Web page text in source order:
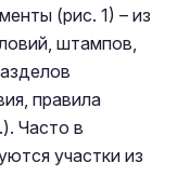
(рис. 1) – из
штампов,
правила
Часто в
участки из